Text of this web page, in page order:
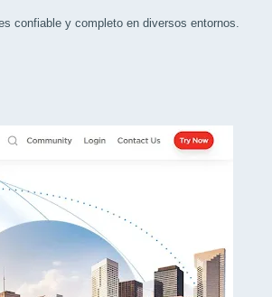
confiable y completo en diversos entornos.